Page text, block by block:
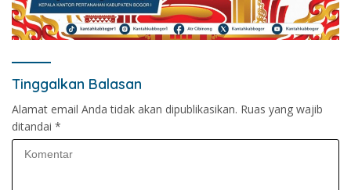
Tinggalkan Balasan
Alamat email Anda tidak akan dipublikasikan. Ruas yang wajib
ditandai *